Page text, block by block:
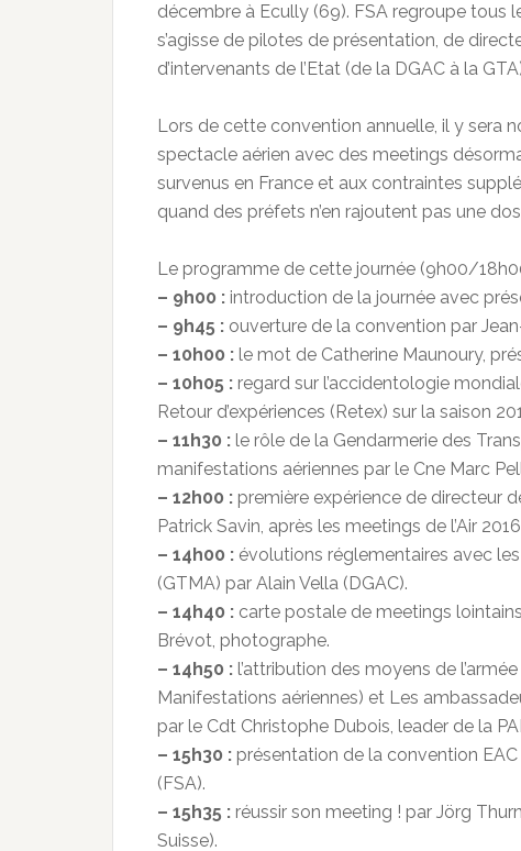
décembre à Ecully (69). FSA regroupe tous
s’agisse de pilotes de présentation, de
d’intervenants de l’Etat (de la DGAC à la
Lors de cette convention annuelle, il y sera
spectacle aérien avec des meetings
survenus en France et aux contraintes
quand des préfets n’en rajoutent pas une
Le programme de cette journée (9h00/
– 9h00 : introduction de la journée avec
– 9h45 : ouverture de la convention par
– 10h00 : le mot de Catherine Maunoury,
– 10h05 : regard sur l’accidentologie
Retour d’expériences (Retex) sur la saison
– 11h30 : le rôle de la Gendarmerie des
manifestations aériennes par le Cne Marc
– 12h00 : première expérience de directeur
Patrick Savin, après les meetings de l’Air
– 14h00 : évolutions réglementaires avec
(GTMA) par Alain Vella (DGAC).
– 14h40 : carte postale de meetings
Brévot, photographe.
– 14h50 : l’attribution des moyens de
Manifestations aériennes) et Les
par le Cdt Christophe Dubois, leader de la
– 15h30 : présentation de la convention
(FSA).
– 15h35 : réussir son meeting ! par Jörg
Suisse).